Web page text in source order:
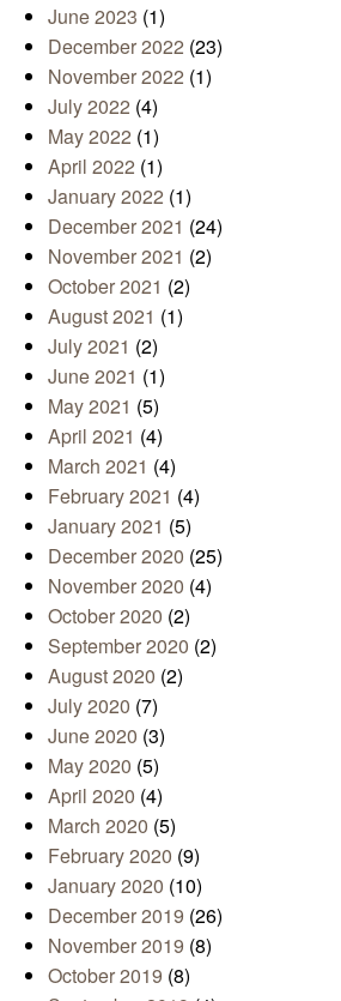
June 2023 (1)
December 2022 (23)
November 2022 (1)
July 2022 (4)
May 2022 (1)
April 2022 (1)
January 2022 (1)
December 2021 (24)
November 2021 (2)
October 2021 (2)
August 2021 (1)
July 2021 (2)
June 2021 (1)
May 2021 (5)
April 2021 (4)
March 2021 (4)
February 2021 (4)
January 2021 (5)
December 2020 (25)
November 2020 (4)
October 2020 (2)
September 2020 (2)
August 2020 (2)
July 2020 (7)
June 2020 (3)
May 2020 (5)
April 2020 (4)
March 2020 (5)
February 2020 (9)
January 2020 (10)
December 2019 (26)
November 2019 (8)
October 2019 (8)